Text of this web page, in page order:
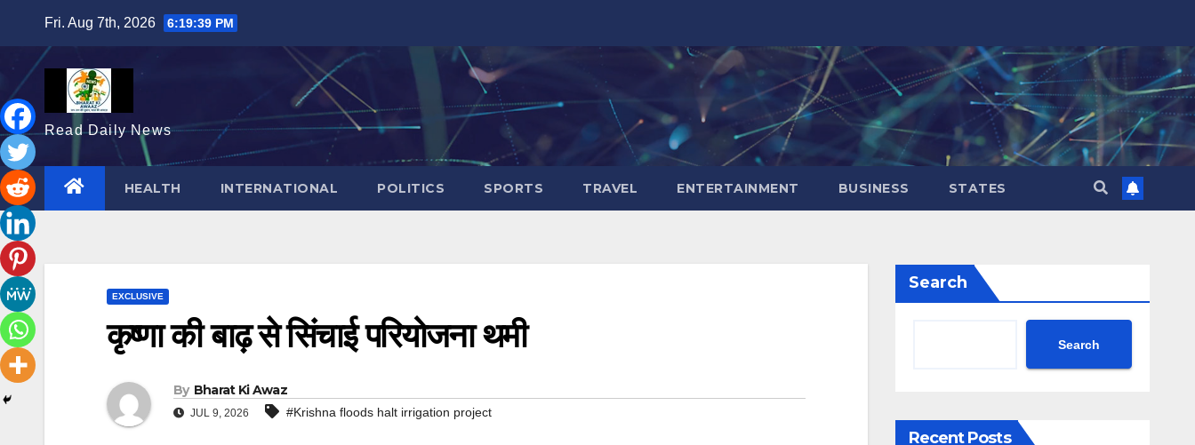
content
Fri. Aug 7th, 2026 6:19:40 PM
Read Daily News
HEALTH INTERNATIONAL POLITICS SPORTS TRAVEL ENTERTAINMENT BUSINESS STATES
EXCLUSIVE
कृष्णा की बाढ़ से सिंचाई परियोजना थमी
By Bharat Ki Awaz
JUL 9, 2026 #Krishna floods halt irrigation project
Search
Search
Recent Posts